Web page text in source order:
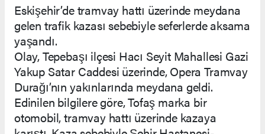
Eskişehir’de tramvay hattı üzerinde meydana
gelen trafik kazası sebebiyle seferlerde aksama
yaşandı.
Olay, Tepebaşı ilçesi Hacı Seyit Mahallesi Gazi
Yakup Satar Caddesi üzerinde, Opera Tramvay
Durağı’nın yakınlarında meydana geldi.
Edinilen bilgilere göre, Tofaş marka bir
otomobil, tramvay hattı üzerinde kazaya